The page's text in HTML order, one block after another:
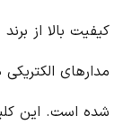
کیفیت بالا از
مدارهای